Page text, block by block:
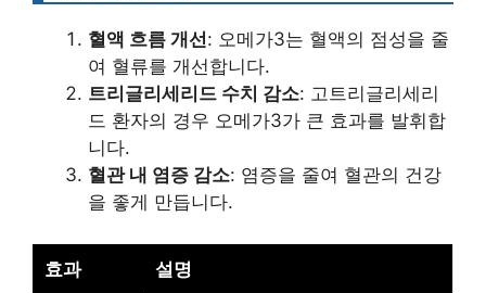
혈액 흐름 개선: 오메가3는 혈액의 점성을 줄
여 혈류를 개선합니다.
트리글리세리드 수치 감소: 고트리글리세리
드 환자의 경우 오메가3가 큰 효과를 발휘합
니다.
혈관 내 염증 감소: 염증을 줄여 혈관의 건강
을 좋게 만듭니다.
효과 설명